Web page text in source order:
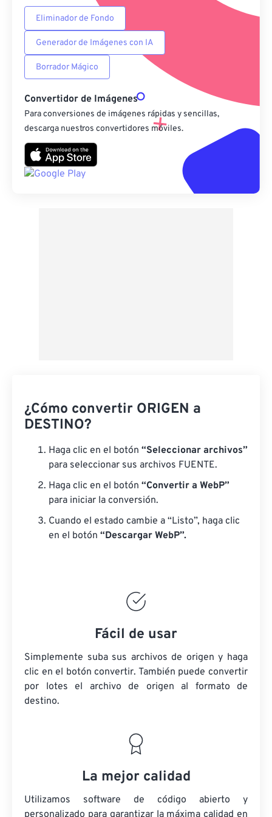
Eliminador de Fondo
Generador de Imágenes con IA
Borrador Mágico
Convertidor de Imágenes
Para conversiones de imágenes rápidas y sencillas,
descarga nuestros convertidores móviles.
¿Cómo convertir ORIGEN a
DESTINO?
Haga clic en el botón “Seleccionar archivos”
para seleccionar sus archivos FUENTE.
Haga clic en el botón “Convertir a WebP”
para iniciar la conversión.
Cuando el estado cambie a “Listo”, haga clic
en el botón “Descargar WebP”.
Fácil de usar
Simplemente suba sus archivos de origen y haga
clic en el botón convertir. También puede convertir
por lotes el archivo de origen al formato de
destino.
La mejor calidad
Utilizamos software de código abierto y